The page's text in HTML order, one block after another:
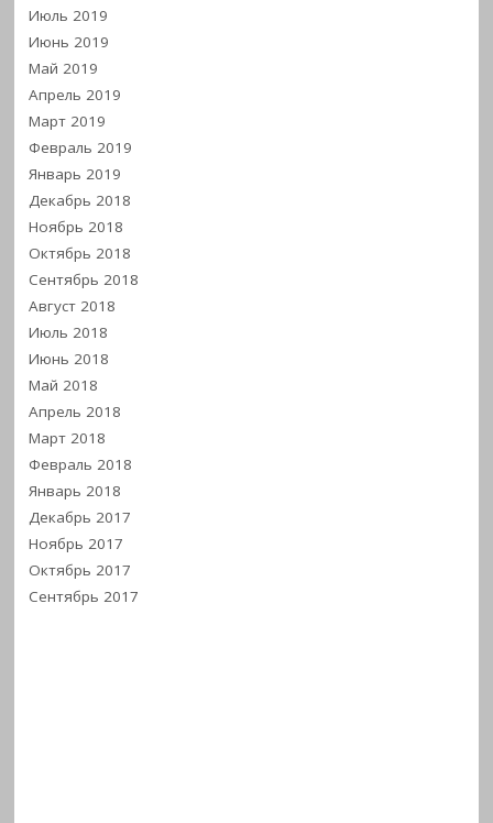
Июль 2019
Июнь 2019
Май 2019
Апрель 2019
Март 2019
Февраль 2019
Январь 2019
Декабрь 2018
Ноябрь 2018
Октябрь 2018
Сентябрь 2018
Август 2018
Июль 2018
Июнь 2018
Май 2018
Апрель 2018
Март 2018
Февраль 2018
Январь 2018
Декабрь 2017
Ноябрь 2017
Октябрь 2017
Сентябрь 2017